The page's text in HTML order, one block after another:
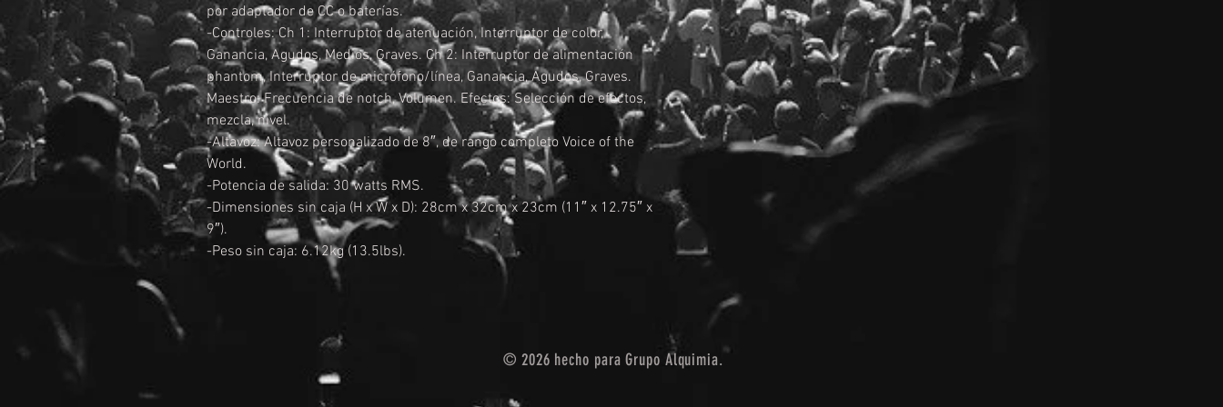
por adaptador de CC o baterías.
-Controles: Ch 1: Interruptor de atenuación, Interruptor de color,
Ganancia, Agudos, Medios, Graves. Ch 2: Interruptor de alimentación
phantom, Interruptor de micrófono/línea, Ganancia, Agudos, Graves.
Maestro: Frecuencia de notch, Volumen. Efectos: Selección de efectos,
mezcla, nivel.
-Altavoz: Altavoz personalizado de 8″, de rango completo Voice of the
World.
-Potencia de salida: 30 watts RMS.
-Dimensiones sin caja (H x W x D): 28cm x 32cm x 23cm (11″ x 12.75″ x
9″).
-Peso sin caja: 6.12kg (13.5lbs).
© 2026 hecho para Grupo Alquimia.